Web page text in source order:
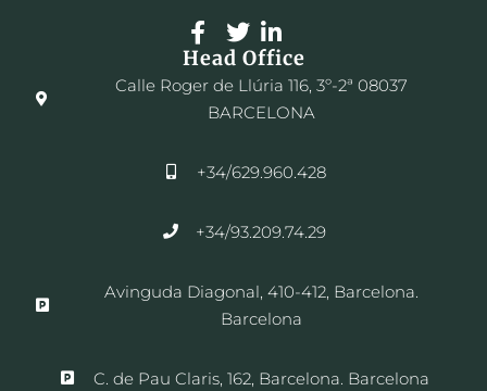
Head Office
Calle Roger de Llúria 116, 3º-2ª 08037
BARCELONA
+34/629.960.428
+34/93.209.74.29
Avinguda Diagonal, 410-412, Barcelona.
Barcelona
C. de Pau Claris, 162, Barcelona. Barcelona